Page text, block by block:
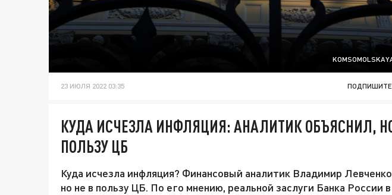
23 ИЮЛЯ 2022 03:35
КУДА ИСЧЕЗЛА ИНФЛЯЦИЯ: АНАЛИТИК ОБЪЯСНИЛ,
ПОЛЬЗУ ЦБ
Куда исчезла инфляция? Финансовый аналитик Владимир
но не в пользу ЦБ. По его мнению, реальной заслуги Банка России